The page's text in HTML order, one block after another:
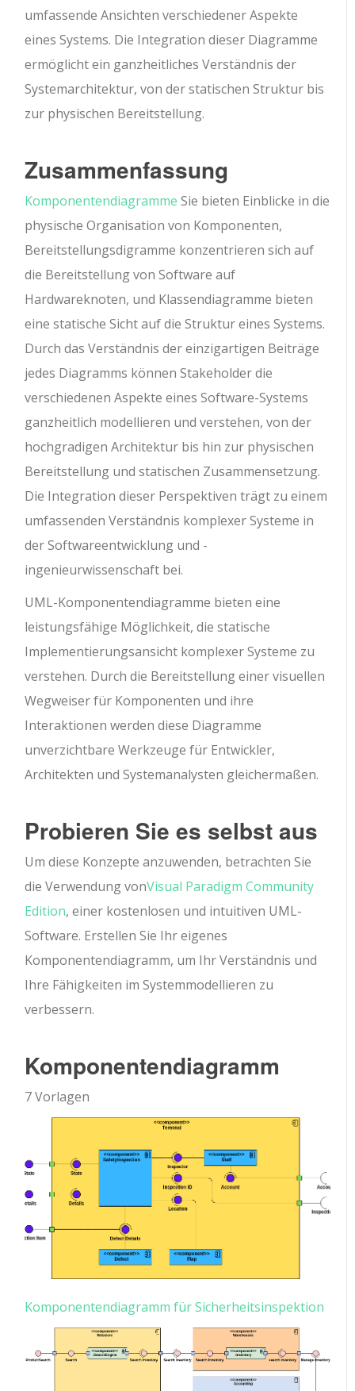
umfassende Ansichten verschiedener Aspekte
eines Systems. Die Integration dieser Diagramme
ermöglicht ein ganzheitliches Verständnis der
Systemarchitektur, von der statischen Struktur bis
zur physischen Bereitstellung.
Zusammenfassung
Komponentendiagramme Sie bieten Einblicke in die
physische Organisation von Komponenten,
Bereitstellungsdigramme konzentrieren sich auf
die Bereitstellung von Software auf
Hardwareknoten, und Klassendiagramme bieten
eine statische Sicht auf die Struktur eines Systems.
Durch das Verständnis der einzigartigen Beiträge
jedes Diagramms können Stakeholder die
verschiedenen Aspekte eines Software-Systems
ganzheitlich modellieren und verstehen, von der
hochgradigen Architektur bis hin zur physischen
Bereitstellung und statischen Zusammensetzung.
Die Integration dieser Perspektiven trägt zu einem
umfassenden Verständnis komplexer Systeme in
der Softwareentwicklung und -
ingenieurwissenschaft bei.
UML-Komponentendiagramme bieten eine
leistungsfähige Möglichkeit, die statische
Implementierungsansicht komplexer Systeme zu
verstehen. Durch die Bereitstellung einer visuellen
Wegweiser für Komponenten und ihre
Interaktionen werden diese Diagramme
unverzichtbare Werkzeuge für Entwickler,
Architekten und Systemanalysten gleichermaßen.
Probieren Sie es selbst aus
Um diese Konzepte anzuwenden, betrachten Sie
die Verwendung vonVisual Paradigm Community
Edition, einer kostenlosen und intuitiven UML-
Software. Erstellen Sie Ihr eigenes
Komponentendiagramm, um Ihr Verständnis und
Ihre Fähigkeiten im Systemmodellieren zu
verbessern.
Komponentendiagramm
7 Vorlagen
Komponentendiagramm für Sicherheitsinspektion